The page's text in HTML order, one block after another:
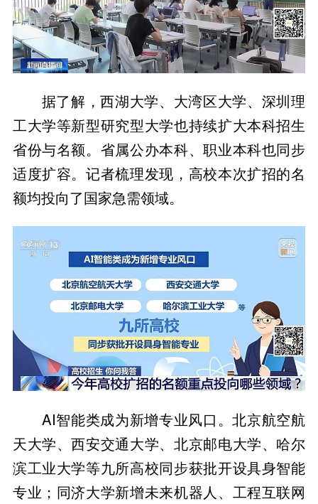
据了解，西湖大学、大湾区大学、深圳理
工大学等新型研究型大学也持续扩大本科招生
省份与名额。省属公办本科、职业本科也同步
适度扩容。记者梳理发现，高校本次扩招的名
额均投向了国家急需领域。
AI智能类成为新增专业风口。北京航空航
天大学、西安交通大学、北京邮电大学、哈尔
滨工业大学等九所高校同步获批开设具身智能
专业；同济大学新增未来机器人、工程互联网